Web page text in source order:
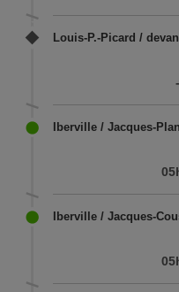
Louis-P.-Picard /
Iberville / Jacques-
Iberville / Jacques-